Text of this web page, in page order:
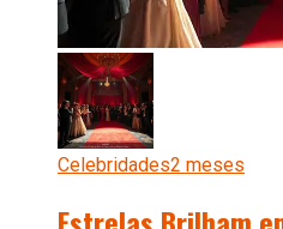
Celebridades2 meses